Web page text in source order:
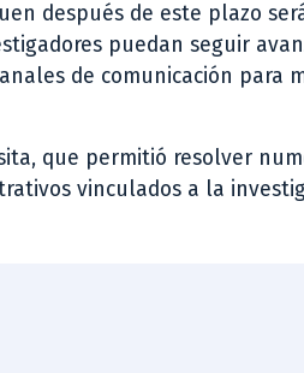
después de este plazo
puedan seguir
de comunicación para
que permitió resolver
vinculados a la